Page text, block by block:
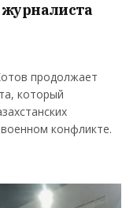
журналиста
продолжает
который
конфликте.